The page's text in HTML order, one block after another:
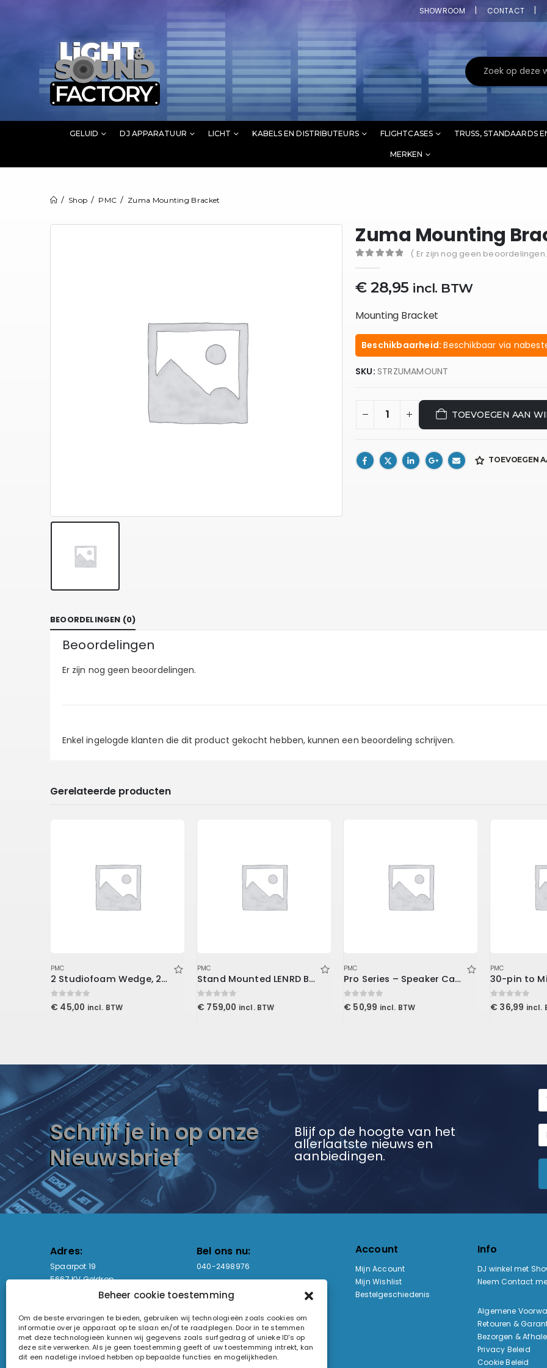
Beheer cookie toestemming
Om de beste ervaringen te bieden, gebruiken wij technologieën zoals cookies om
informatie over je apparaat op te slaan en/of te raadplegen. Door in te stemmen
met deze technologieën kunnen wij gegevens zoals surfgedrag of unieke ID's op
deze site verwerken. Als je geen toestemming geeft of uw toestemming intrekt, kan
dit een nadelige invloed hebben op bepaalde functies en mogelijkheden.
SHOWROOM CONTACT
GELUID DJ APPARATUUR LICHT KABELS EN DISTRIBUTEURS FLIGHTCASES TRUSS, STANDAARDS
MERKEN
Shop PMC Zuma Mounting Bracket
Zuma Mounting
( Er zijn nog geen
€28,95 incl. BTW
Mounting Bracket
Beschikbaarheid:Beschikbaar via
SKU: STRZUMAMOUNT
TOEVOEGEN AAN
TOEVOEGEN
BEOORDELINGEN (0)
Beoordelingen
Er zijn nog geen beoordelingen.
Enkel ingelogde klanten die dit product gekocht hebben, kunnen een beoordeling schrijven.
Gerelateerde producten
PMC
2 Studiofoam Wedge, 2/”x2’x4′ panel, Purple
0out of 5
€ 45,00 incl. BTW
PMC
Stand Mounted LENRD Bass Trap, 4-Pack 30x30x121cm
0out of 5
€ 759,00 incl. BTW
PMC
Pro Series – Speaker Cabinet TS Cable 3′ (0.9 m)
0out of 5
€ 50,99 incl. BTW
PMC
30-pin to
0out of 5
€ 36,99 incl.
Schrijf je in op onze
Nieuwsbrief
Blijf op de hoogte van het
allerlaatste nieuws en
aanbiedingen.
Adres:
Spaarpot 19
5667 KV Geldrop
Bel ons nu:
040-2498976
sales@lightandsound.store
Openingstijden:
Ma - Vr: 09:00-17:00
Za: Enkel op afspraak
KvK-nummer: 60857196
Btw-nummer: NL854090368B01
Account
Mijn Account
Mijn Wishlist
Bestelgeschiedenis
Info
DJ winkel met
Neem Contact
Algemene
Retouren &
Bezorgen &
Privacy Beleid
Cookie Beleid